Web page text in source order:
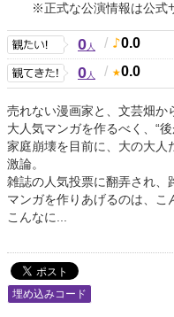
※正式な公演情報は公式
0人 / 0.0
0人 / 0.0
売れない漫画家と、文芸畑か
大人気マンガを作るべく、“
家庭崩壊を目前に、大の大人
激論。
雑誌の人気投票に翻弄され、
マンガを作りあげるのは、こ
こんなに...
埋め込みコード